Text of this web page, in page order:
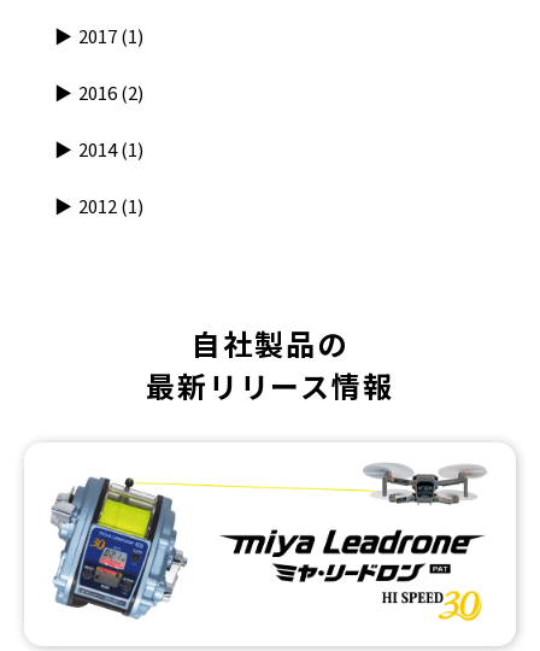
2017(1)
2016(2)
2014(1)
2012(1)
自社製品の
最新リリース情報